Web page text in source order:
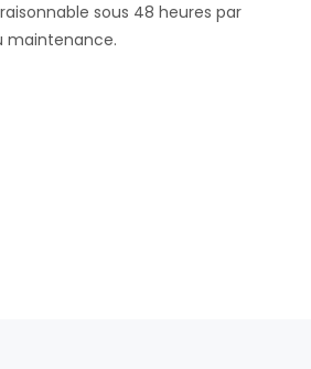
sous 48 heures par
maintenance.